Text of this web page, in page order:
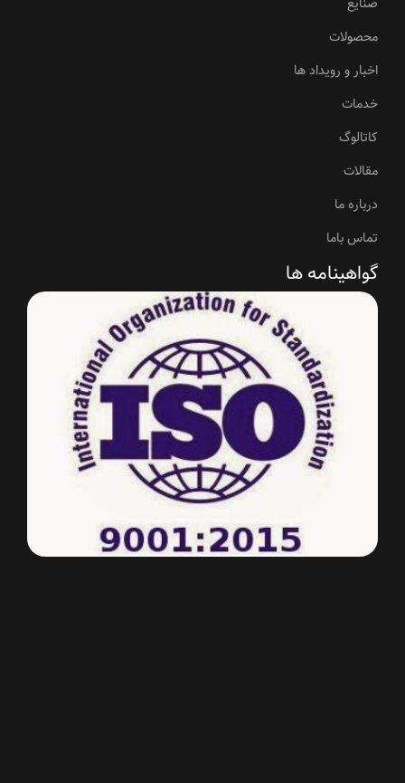
محصولات
اخبار و رویداد ها
خدمات
کاتالوگ
مقالات
درباره ما
تماس باما
گواهینامه ها